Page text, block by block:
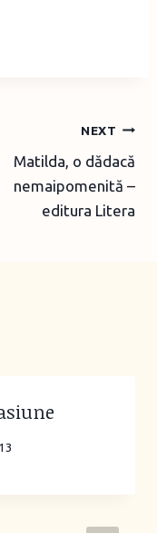
NEXT
Matilda, o dădacă
nemaipomenită –
editura Litera